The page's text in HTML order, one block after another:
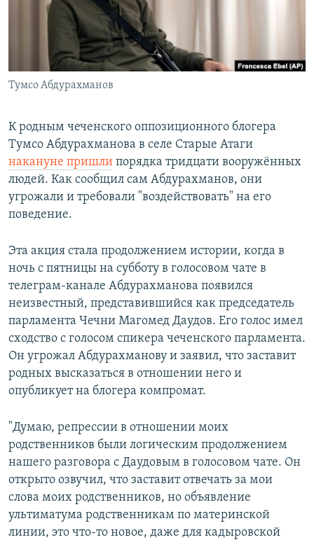
СОЦИАЛЬНЫЕ СЕТИ
Все сайты РСЕ/РС
Тумсо Абдурахманов
К родным чеченского оппозиционного блогера
Тумсо Абдурахманова в селе Старые Атаги
накануне пришли порядка тридцати вооружённых
людей. Как сообщил сам Абдурахманов, они
угрожали и требовали "воздействовать" на его
поведение.
Эта акция стала продолжением истории, когда в
ночь с пятницы на субботу в голосовом чате в
телеграм-канале Абдурахманова появился
неизвестный, представившийся как председатель
парламента Чечни Магомед Даудов. Его голос имел
сходство с голосом спикера чеченского парламента.
Он угрожал Абдурахманову и заявил, что заставит
родных высказаться в отношении него и
опубликует на блогера компромат.
"Думаю, репрессии в отношении моих
родственников были логическим продолжением
нашего разговора с Даудовым в голосовом чате. Он
открыто озвучил, что заставит отвечать за мои
слова моих родственников, но объявление
ультиматума родственникам по материнской
линии, это что-то новое, даже для кадыровской